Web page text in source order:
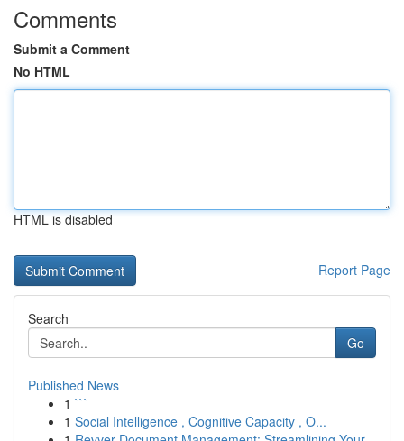
Comments
Submit a Comment
No HTML
HTML is disabled
Report Page
Search
Go
Published News
1 ```
1 Social Intelligence , Cognitive Capacity , O...